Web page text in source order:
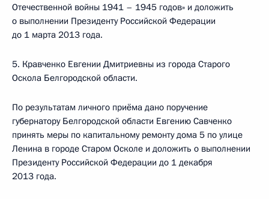
Отечественной войны 1941 – 1945 годов» и доложить
о выполнении Президенту Российской Федерации
до 1 марта 2013 года.
5. Кравченко Евгении Дмитриевны из города Старого
Оскола Белгородской области.
По результатам личного приёма дано поручение
губернатору Белгородской области Евгению Савченко
принять меры по капитальному ремонту дома 5 по улице
Ленина в городе Старом Осколе и доложить о выполнении
Президенту Российской Федерации до 1 декабря
2013 года.